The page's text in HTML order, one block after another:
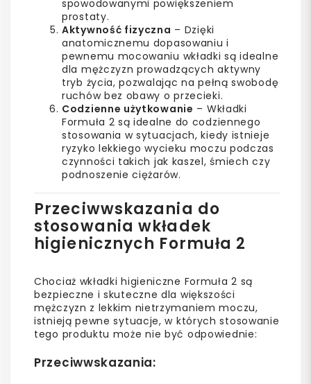
spowodowanymi powiększeniem
prostaty.
Aktywność fizyczna – Dzięki
anatomicznemu dopasowaniu i
pewnemu mocowaniu wkładki są idealne
dla mężczyzn prowadzących aktywny
tryb życia, pozwalając na pełną swobodę
ruchów bez obawy o przecieki.
Codzienne użytkowanie – Wkładki
Formuła 2 są idealne do codziennego
stosowania w sytuacjach, kiedy istnieje
ryzyko lekkiego wycieku moczu podczas
czynności takich jak kaszel, śmiech czy
podnoszenie ciężarów.
Przeciwwskazania do
stosowania wkładek
higienicznych Formuła 2
Chociaż wkładki higieniczne Formuła 2 są
bezpieczne i skuteczne dla większości
mężczyzn z lekkim nietrzymaniem moczu,
istnieją pewne sytuacje, w których stosowanie
tego produktu może nie być odpowiednie:
Przeciwwskazania: